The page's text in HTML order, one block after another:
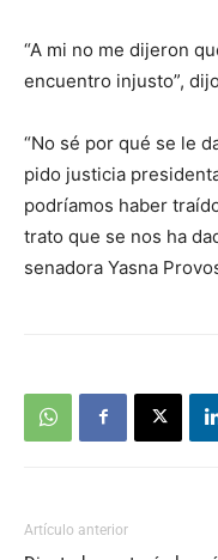
“A mi no me dijeron
encuentro injusto”,
“No sé por qué se le
pido justicia
podríamos haber
trato que se nos ha
senadora Yasna
Artículo anterior